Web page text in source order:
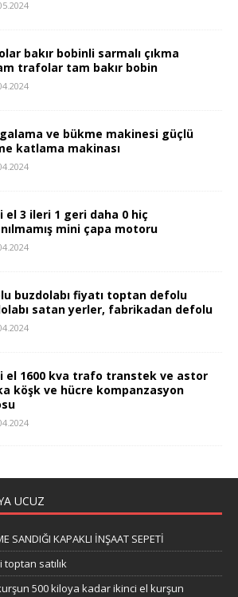
bakır bobinli sarmalı çıkma
trafolar tam bakır bobin
ve bükme makinesi güçlü
katlama makinası
el 3 ileri 1 geri daha 0 hiç
mini çapa motoru
buzdolabı fiyatı toptan defolu
satan yerler, fabrikadan defolu
el 1600 kva trafo transtek ve astor
köşk ve hücre kompanzasyon
UCUZ
SANDIĞI KAPAKLI İNŞAAT SEPETİ
satılık
500 kiloya kadar ikinci el kurşun